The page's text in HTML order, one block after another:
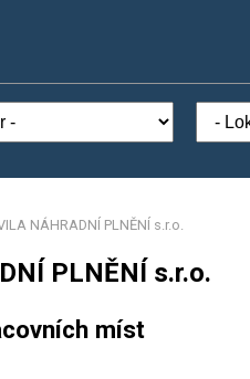
NÁHRADNÍ PLNĚNÍ s.r.o.
PLNĚNÍ s.r.o.
míst